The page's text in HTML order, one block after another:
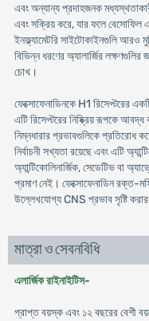
এবং অন্যান্য প্রদাহজনক
এবং সক্রিয় করে, যার ফলে বেসোফিল
ইনফ্ল্যামেটরি সাইটোকাইনগুলি আরও
বিভিন্ন ধরণের অ্যালার্জির
চোখ।
ফেক্সোফেনাডিনকে H1 রিসেপ্টরের
এটি রিসেপ্টরের নিষ্ক্রিয় রূপকে
নিম্নধারার প্রভাবগুলিকে প্রতিরোধ
নির্বাচনী সখ্যতা রয়েছে এবং এটি
অ্যান্টিকোলিনার্জিক, সেডেটিভ বা
প্রমাণ নেই। ফেক্সোফেনাডিন রক্ত-
উল্লেখযোগ্য CNS প্রভাব সৃষ্টি
মাত্রা ও সেবনবিধি
এলার্জিক রাইনাইটিস-
প্রাপ্ত বয়স্ক এবং ১২ বছরের বেশী